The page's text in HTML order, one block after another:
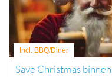
Incl. BBQ/Diner
Save Christmas